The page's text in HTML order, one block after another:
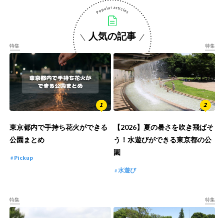
人気の記事
特集
東京都内で手持ち花火ができる
公園まとめ
Pickup
特集
【2026】夏の暑さを吹き飛ばそ
う！水遊びができる東京都の公
園
水遊び
特集 特集